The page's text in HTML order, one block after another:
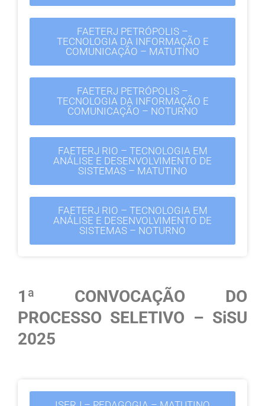
FAETERJ PETRÓPOLIS –
TECNOLOGIA DA INFORMAÇÃO E
COMUNICAÇÃO – MATUTINO
FAETERJ PETRÓPOLIS –
TECNOLOGIA DA INFORMAÇÃO E
COMUNICAÇÃO – NOTURNO
FAETERJ RIO – TECNOLOGIA EM
ANÁLISE E DESENVOLVIMENTO DE
SISTEMAS – MATUTINO
FAETERJ RIO – TECNOLOGIA EM
ANÁLISE E DESENVOLVIMENTO DE
SISTEMAS – NOTURNO
1ª CONVOCAÇÃO DO
PROCESSO SELETIVO – SiSU
2025